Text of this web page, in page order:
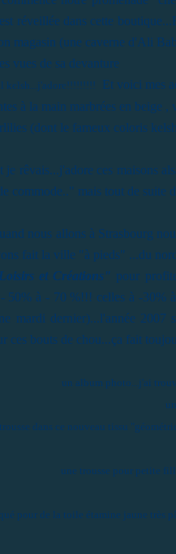
réveillée dans cette
magasin (une caverne d'Ali
vues de sa devanture
kelsh...j'adore!!!!!!!!!
Et voici mes
à la main marbrées en beige ,
(dont le fameux coloris
je rêvais...j'adore ces maisons
commode.." mais tout de suite
nous allons à Strasbourg
fait la ville "à pieds" ...du
et Créations" pour
- 50% à - 70 %!!! celles à -30%
mardi dernier)...l'année 2007
ces bouts de chou...ça fait
un album photo...j'ai
dans ce nouveau tissu
une trousse pour petite
pour de la toile étamine jaune très